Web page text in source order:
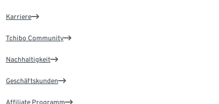
Karriere
Tchibo Community
Nachhaltigkeit
Geschäftskunden
Affiliate Programm